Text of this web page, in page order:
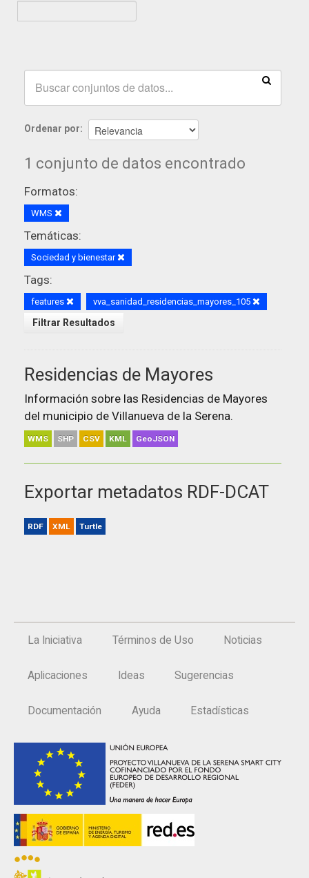
Ordenar por
1 conjunto de datos encontrado
Formatos:
WMS
Temáticas:
Sociedad y bienestar
Tags:
features vva_sanidad_residencias_mayores_105
Filtrar Resultados
Residencias de Mayores
Información sobre las Residencias de Mayores
del municipio de Villanueva de la Serena.
WMS SHP CSV KML GeoJSON
Exportar metadatos RDF-DCAT
RDF XML Turtle
La Iniciativa Términos de Uso Noticias
Aplicaciones Ideas Sugerencias
Documentación Ayuda Estadísticas